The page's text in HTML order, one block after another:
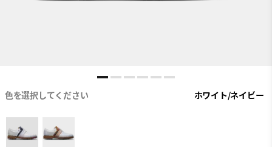
色を選択してください ホワイト/ネイビー